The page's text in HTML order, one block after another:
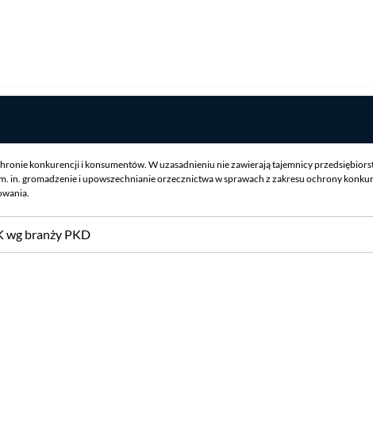
konkurencji i konsumentów. W uzasadnieniu nie zawierają tajemnicy
in. gromadzenie i upowszechnianie orzecznictwa w sprawach z zakresu ochrony
wg branży PKD